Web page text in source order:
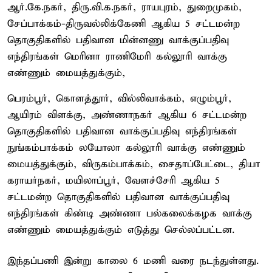
ஆர்.கே.நகர், திரு.வி.க.நகர், ராயபுரம், துறைமுகம்,
சேப்பாக்கம்-திருவல்லிக்கேணி ஆகிய 5 சட்டமன்ற
தொகுதிகளில் பதிவான மின்னணு வாக்குப்பதிவு
எந்திரங்கள் மெரினா ராணிமேரி கல்லூரி வாக்கு
எண்ணும் மையத்துக்கும்,
பெரம்பூர், கொளத்தூர், வில்லிவாக்கம், எழும்பூர்,
ஆயிரம் விளக்கு, அண்ணாநகர் ஆகிய 6 சட்டமன்ற
தொகுதிகளில் பதிவான வாக்குப்பதிவு எந்திரங்கள்
நுங்கம்பாக்கம் லயோலா கல்லூரி வாக்கு எண்ணும்
மையத்துக்கும், விருகம்பாக்கம், சைதாப்பேட்டை, தியா
கராயர்நகர், மயிலாப்பூர், வேளச்சேரி ஆகிய 5
சட்டமன்ற தொகுதிகளில் பதிவான வாக்குப்பதிவு
எந்திரங்கள் கிண்டி அண்ணா பல்கலைக்கழக வாக்கு
எண்ணும் மையத்துக்கும் எடுத்து செல்லப்பட்டன.
இந்தப்பணி இன்று காலை 6 மணி வரை நடந்துள்ளது.